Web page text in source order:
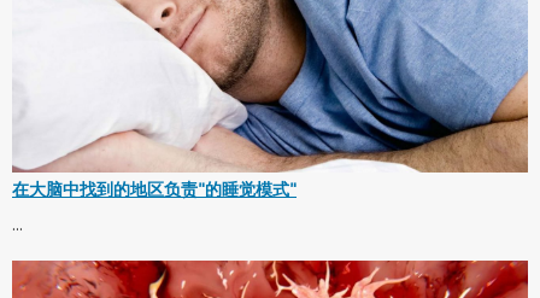
在大脑中找到的地区负责"的睡觉模式"
...